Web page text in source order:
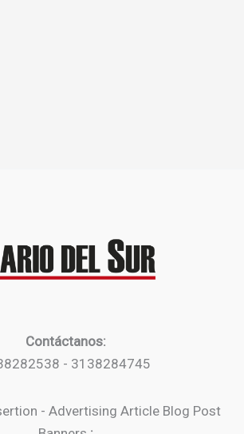
Contáctanos:
- 3138284745
- Advertising Article Blog Post